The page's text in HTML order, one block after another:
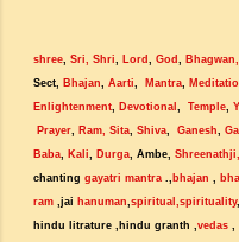
shree, Sri, Shri, Lord , God , Bhagwan,
Sect, Bhajan, Aarti, Mantra,
Enlightenment, Devotional , Temple,
Prayer, Ram, Sita, Shiva, Ganesh,
Baba, Kali, Durga, Ambe, Shreenathji,
chanting gayatri mantra., bhajan ,
ram,jai hanuman,spiritual,spirituality,
hindu litrature ,hindu granth ,vedas,